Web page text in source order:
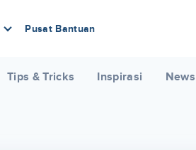
Pusat Bantuan
Tips & Tricks Inspirasi News